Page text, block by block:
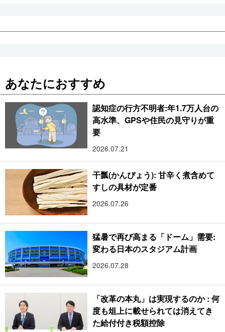
あなたにおすすめ
認知症の行方不明者:年1.7万人台の
高水準、GPSや住民の見守りが重
要
2026.07.21
干瓢(かんぴょう): 甘辛く煮含めて
すしの具材が定番
2026.07.26
猛暑で再び高まる「ドーム」需要:
変わる日本のスタジアム計画
2026.07.28
「改革の本丸」は実現するのか : 何
度も俎上に載せられては消えてき
た給付付き税額控除